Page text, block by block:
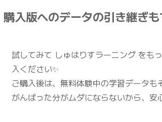
購入版へのデータの引き継ぎも
試してみて しゅはりすラーニング をも
入ください✨
ご購入後は、無料体験中の学習データも
がんばった分がムダにならないから、安